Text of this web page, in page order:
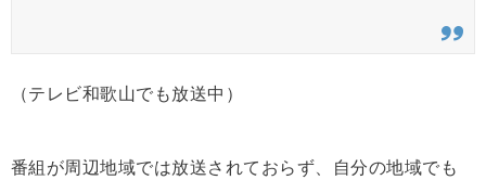
（テレビ和歌山でも放送中）
番組が周辺地域では放送されておらず、自分の地域でも